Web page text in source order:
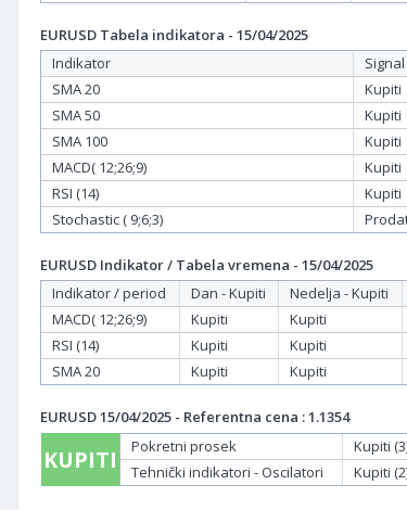
EURUSD Tabela indikatora - 15/04/2025
Indikator
Signal
SMA 20
Kupiti
SMA 50
Kupiti
SMA 100
Kupiti
MACD( 12;26;9)
Kupiti
RSI (14)
Kupiti
Stochastic ( 9;6;3)
EURUSD Indikator / Tabela vremena - 15/04/2025
Indikator / period
Dan - Kupiti Nedelja - Kupiti
MACD( 12;26;9)
Kupiti Kupiti
RSI (14)
Kupiti Kupiti
SMA 20
Kupiti Kupiti
EURUSD 15/04/2025 - Referentna cena : 1.1354
KUPITI Pokretni prosek Kupiti
Tehnički indikatori - Oscilatori
Kupiti